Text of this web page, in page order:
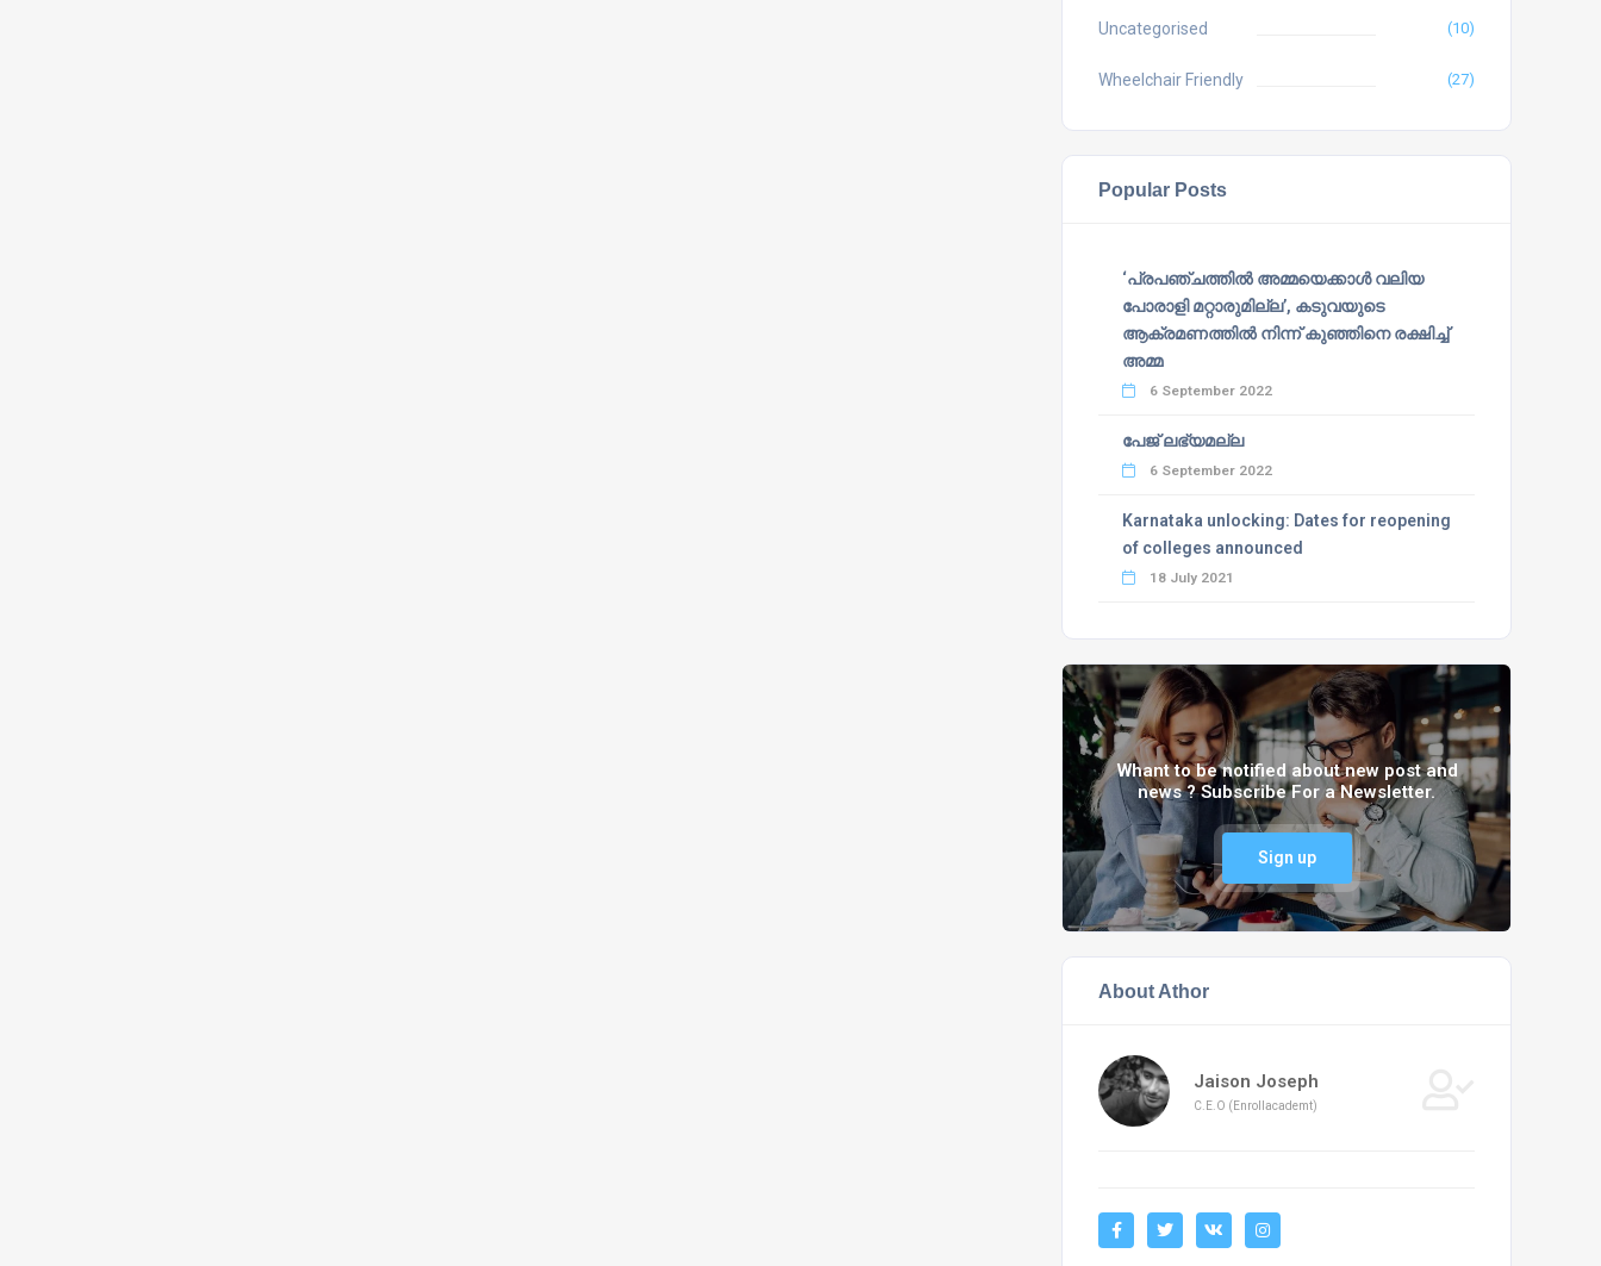
Uncategorised (10)
Wheelchair Friendly (27)
Popular Posts
‘പ്രപഞ്ചത്തില്‍ അമ്മയെക്കാള്‍ വലിയ
പോരാളി മറ്റാരുമില്ല’, കടുവയുടെ
ആക്രമണത്തില്‍ നിന്ന് കുഞ്ഞിനെ രക്ഷിച്ച്
അമ്മ
6 September 2022
പേജ് ലഭ്യമല്ല
6 September 2022
Karnataka unlocking: Dates for reopening
of colleges announced
18 July 2021
Whant to be notified about new post and
news ? Subscribe For a Newsletter.
Sign up
About Athor
Jaison Joseph
C.E.O (Enrollacademt)